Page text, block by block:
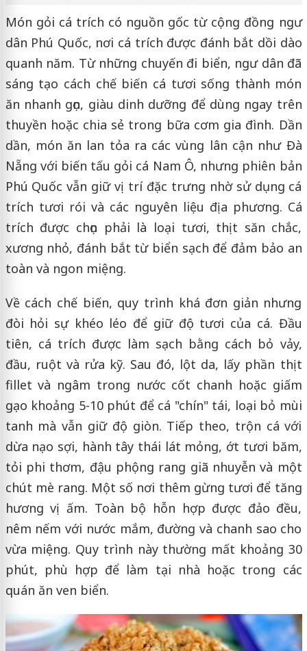
Món gỏi cá trích có nguồn gốc từ cộng đồng ngư
dân Phú Quốc, nơi cá trích được đánh bắt dồi dào
quanh năm. Từ những chuyến đi biển, ngư dân đã
sáng tạo cách chế biến cá tươi sống thành món
ăn nhanh gọn, giàu dinh dưỡng để dùng ngay trên
thuyền hoặc chia sẻ trong bữa cơm gia đình. Dần
dần, món ăn lan tỏa ra các vùng lân cận như Đà
Nẵng với biến tấu gỏi cá Nam Ô, nhưng phiên bản
Phú Quốc vẫn giữ vị trí đặc trưng nhờ sử dụng cá
trích tươi rói và các nguyên liệu địa phương. Cá
trích được chọn phải là loại tươi, thịt săn chắc,
xương nhỏ, đánh bắt từ biển sạch để đảm bảo an
toàn và ngon miệng.
Về cách chế biến, quy trình khá đơn giản nhưng
đòi hỏi sự khéo léo để giữ độ tươi của cá. Đầu
tiên, cá trích được làm sạch bằng cách bỏ vảy,
đầu, ruột và rửa kỹ. Sau đó, lột da, lấy phần thịt
fillet và ngâm trong nước cốt chanh hoặc giấm
gạo khoảng 5-10 phút để cá "chín" tái, loại bỏ mùi
tanh mà vẫn giữ độ giòn. Tiếp theo, trộn cá với
dừa nạo sợi, hành tây thái lát mỏng, ớt tươi băm,
tỏi phi thơm, đậu phộng rang giã nhuyễn và một
chút mè rang. Một số nơi thêm gừng tươi để tăng
hương vị ấm. Toàn bộ hỗn hợp được đảo đều,
nêm nếm với nước mắm, đường và chanh sao cho
vừa miệng. Quy trình này thường mất khoảng 30
phút, phù hợp để làm tại nhà hoặc trong các
quán ăn ven biển.